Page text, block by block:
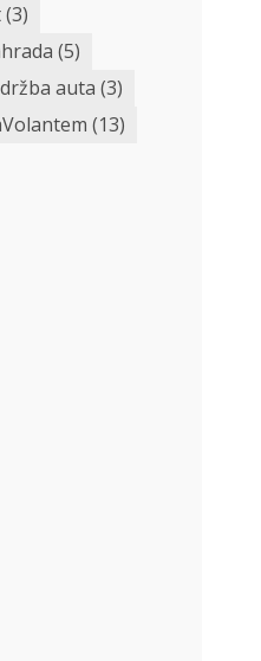
(3)
(5)
auta (3)
(13)